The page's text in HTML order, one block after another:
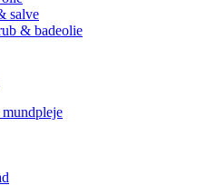
salve
& badeolie